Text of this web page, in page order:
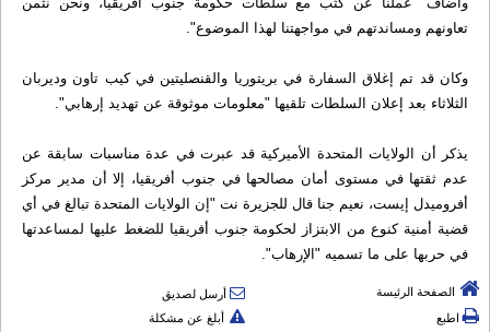
تعاونهم ومساندتهم في مواجهتنا لهذا الموضوع".
وكان قد تم إغلاق السفارة في بريتوريا والقنصليتين في كيب تاون وديربان
الثلاثاء بعد إعلان السلطات تلقيها "معلومات موثوقة عن تهديد إرهابي".
يذكر أن الولايات المتحدة الأميركية قد عبرت في عدة مناسبات سابقة عن
عدم ثقتها في مستوى أمان مصالحها في جنوب أفريقيا، إلا أن مدير مركز
أفروميدل إيست، نعيم جنا قال للجزيرة نت "إن الولايات المتحدة تبالغ في أي
قضية أمنية كنوع من الابتزاز لحكومة جنوب أفريقيا للضغط عليها لمساعدتها
في حربها على ما تسميه "الإرهاب".
الصفحة الرئيسة
أرسل لصديق
اطبع
أبلغ عن مشكلة